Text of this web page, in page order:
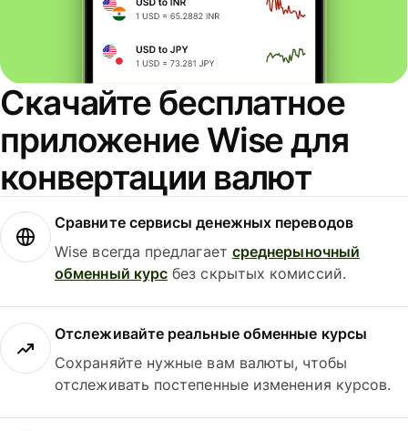
Скачайте бесплатное
приложение Wise для
конвертации валют
Сравните сервисы денежных переводов
Wise всегда предлагает среднерыночный
обменный курс без скрытых комиссий.
Отслеживайте реальные обменные курсы
Сохраняйте нужные вам валюты, чтобы
отслеживать постепенные изменения курсов.